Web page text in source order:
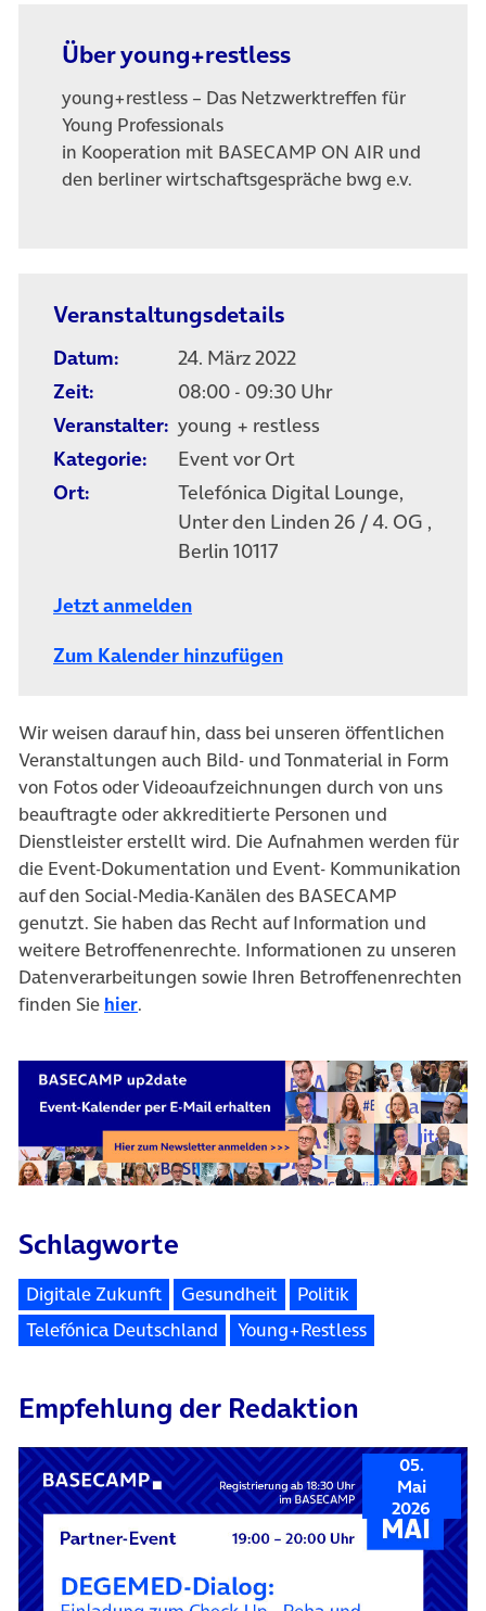
Über young+restless
young+restless – Das Netzwerktreffen für
Young Professionals
in Kooperation mit BASECAMP ON AIR und
den berliner wirtschaftsgespräche bwg e.v.
Veranstaltungsdetails
Datum:
24. März 2022
Zeit:
08:00 - 09:30 Uhr
Veranstalter: young + restless
Kategorie:
Event vor Ort
Ort:
Telefónica Digital Lounge,
Unter den Linden 26 / 4. OG ,
Berlin 10117
Jetzt anmelden
Zum Kalender hinzufügen
Wir weisen darauf hin, dass bei unseren öffentlichen
Veranstaltungen auch Bild- und Tonmaterial in Form
von Fotos oder Videoaufzeichnungen durch von uns
beauftragte oder akkreditierte Personen und
Dienstleister erstellt wird. Die Aufnahmen werden für
die Event-Dokumentation und Event- Kommunikation
auf den Social-Media-Kanälen des BASECAMP
genutzt. Sie haben das Recht auf Information und
weitere Betroffenenrechte. Informationen zu unseren
Datenverarbeitungen sowie Ihren Betroffenenrechten
finden Sie hier.
Schlagworte
Digitale Zukunft Gesundheit
Politik
Telefónica Deutschland
Young+Restless
Empfehlung der Redaktion
05.
Mai
2026